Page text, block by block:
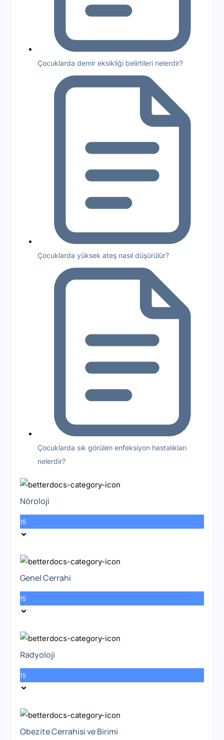
Çocuklarda demir eksikliği belirtileri nelerdir?
Çocuklarda yüksek ateş nasıl düşürülür?
Çocuklarda sık görülen enfeksiyon hastalıkları
nelerdir?
Nöroloji
15
Genel Cerrahi
15
Radyoloji
15
Obezite Cerrahisi ve Birimi